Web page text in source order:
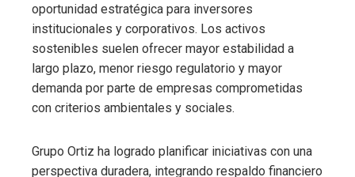
oportunidad estratégica para inversores
institucionales y corporativos. Los activos
sostenibles suelen ofrecer mayor estabilidad a
largo plazo, menor riesgo regulatorio y mayor
demanda por parte de empresas comprometidas
con criterios ambientales y sociales.
Grupo Ortiz ha logrado planificar iniciativas con una
perspectiva duradera, integrando respaldo financiero